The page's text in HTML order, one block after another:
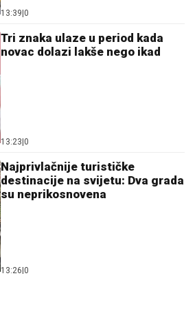
13:39|0
Tri znaka ulaze u period kada
novac dolazi lakše nego ikad
13:23|0
Najprivlačnije turističke
destinacije na svijetu: Dva grada
su neprikosnovena
13:26|0